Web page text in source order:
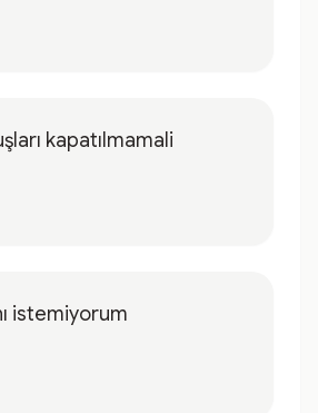
kapatılmamali
istemiyorum